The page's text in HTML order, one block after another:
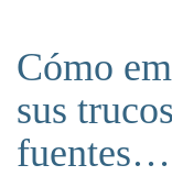
Cómo
sus
fuentes…